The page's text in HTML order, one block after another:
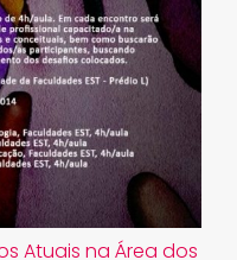
Atuais na Área dos